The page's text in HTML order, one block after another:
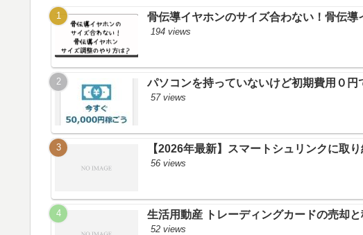
骨伝導イヤホンのサイズ合わない！骨伝導
194 views
パソコンを持っていないけど初期費用０
57 views
【2026年最新】スマートシュリンクに取
56 views
生活用動産 トレーディングカードの売却
52 views